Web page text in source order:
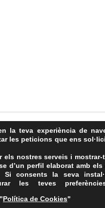
Avís Legal·Política de
la teva experiència de
les peticions que ens
els nostres serveis i
d’un perfil elaborat amb
Si consents la seva
les teves
Política de Cookies"